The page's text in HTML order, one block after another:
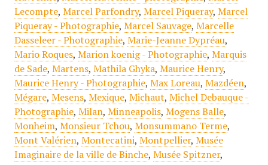
Lecompte, Marcel Parfondry, Marcel Piqueray, Marcel
Piqueray - Photographie, Marcel Sauvage, Marcelle
Dasseleer - Photographie, Marie-Jeanne Dypréau,
Mario Roques, Marion koenig - Photographie, Marquis
de Sade, Martens, Mathila Ghyka, Maurice Henry,
Maurice Henry - Photographie, Max Loreau, Mazdéen,
Mégare, Mesens, Mexique, Michaut, Michel Debauque -
Photographie, Milan, Minneapolis, Mogens Balle,
Monheim, Monsieur Tchou, Monsummano Terme,
Mont Valérien, Montecatini, Montpellier, Musée
Imaginaire de la ville de Binche, Musée Spitzner,